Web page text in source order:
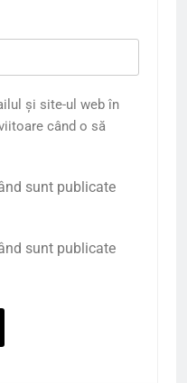
și site-ul web în
când o să
sunt publicate
sunt publicate